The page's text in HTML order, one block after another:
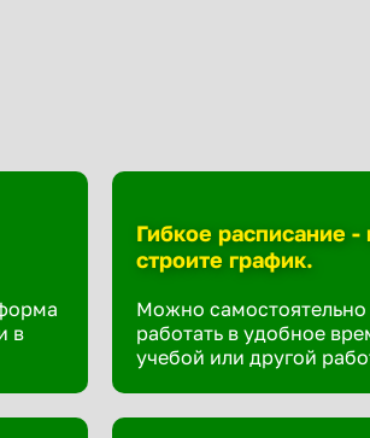
в
Гибкое расписание -
строите график.
Можно
работать в удобное
учебой или другой